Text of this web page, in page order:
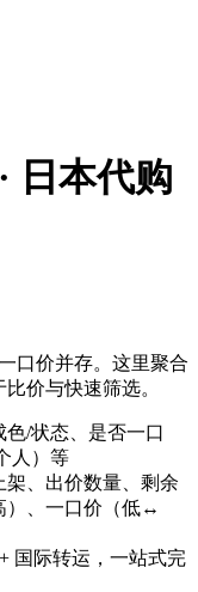
日本代购
口价并存。这里聚合
价与快速筛选。
色/状态、是否一口
人）等
架、出价数量、剩余
、一口价（低↔
国际转运，一站式完